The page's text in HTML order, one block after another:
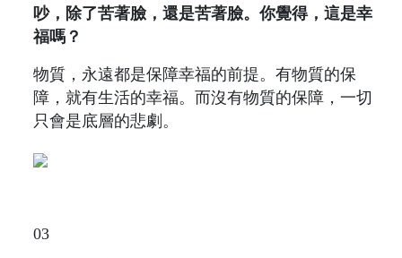
吵，除了苦著臉，還是苦著臉。你覺得，這是幸
福嗎？
物質，永遠都是保障幸福的前提。有物質的保
障，就有生活的幸福。而沒有物質的保障，一切
只會是底層的悲劇。
03